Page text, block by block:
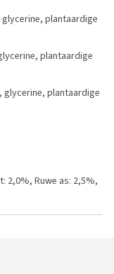
glycerine, plantaardige
plantaardige
glycerine, plantaardige
2,0%, Ruwe as: 2,5%,